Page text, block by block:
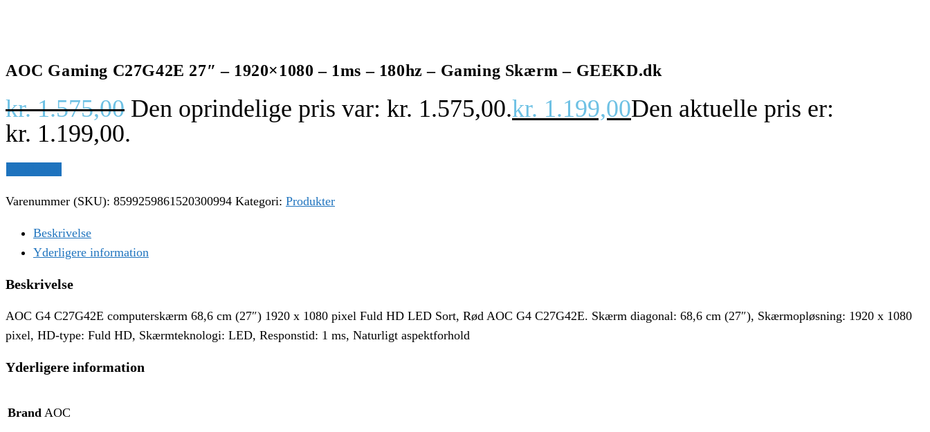
AOC Gaming C27G42E 27″ – 1920×1080 – 1ms – 180hz – Gaming Skærm – GEEKD.dk
kr.1.575,00 Den oprindelige pris var: kr. 1.575,00.kr. 1.199,00Den aktuelle pris er:
kr. 1.199,00.
Varenummer (SKU): 8599259861520300994 Kategori: Produkter
Beskrivelse
Yderligere information
Beskrivelse
AOC G4 C27G42E computerskærm 68,6 cm (27″) 1920 x 1080 pixel Fuld HD LED Sort, Rød AOC G4 C27G42E. Skærm diagonal: 68,6 cm (27″), Skærmopløsning: 1920 x 1080
pixel, HD-type: Fuld HD, Skærmteknologi: LED, Responstid: 1 ms, Naturligt aspektforhold
Yderligere information
Brand AOC